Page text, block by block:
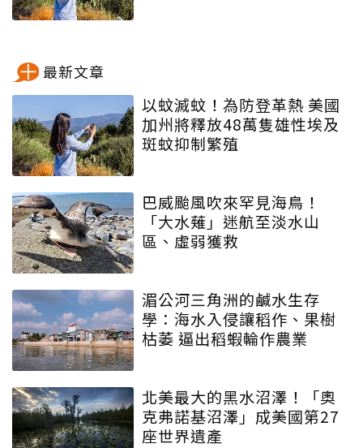
最新文章
以蚊滅蚊！為防登革熱 美國
加州將釋放48萬隻雄性埃及
斑蚊抑制繁殖
巴威颱風吹來罕見海鳥！
「大水薙」迷航至淡水山
區、虛弱獲救
湄公河三角洲的鹹水生存
學：海水入侵讓稻作、果樹
枯萎 逼出稻蝦輪作農業
北美最大的黑水沼澤！「奧
克弗諾基沼澤」成美國第27
座世界遺產